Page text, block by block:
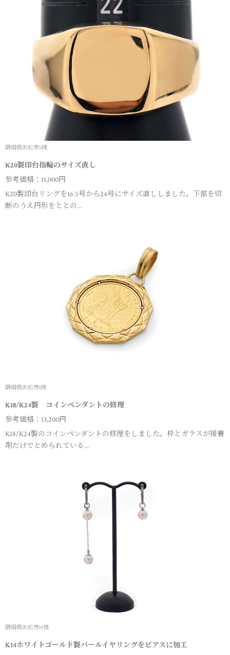
静岡県浜松市S様
K20製印台指輪のサイズ直し
参考価格：11,000円
K20製印台リングを16.5号から24号にサイズ直ししました。下部を切
断のうえ円形をととの...
静岡県浜松市I様
K18/K24製 コインペンダントの修理
参考価格：13,200円
K18/K24製のコインペンダントの修理をしました。枠とガラスが接着
剤だけでとめられている...
静岡県浜松市H様
K14ホワイトゴールド製パールイヤリングをピアスに加工